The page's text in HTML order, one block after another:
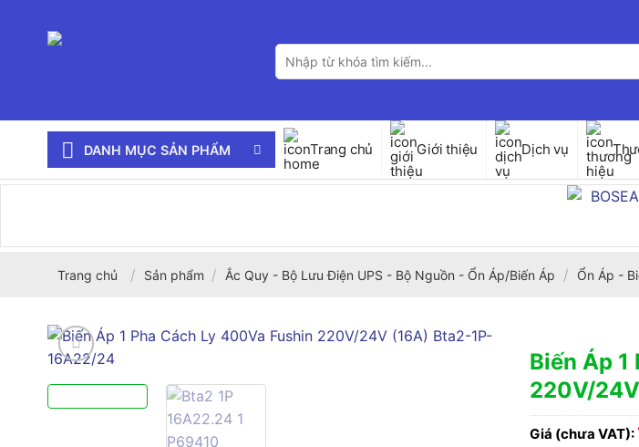
Tìm
kiếm:
DANH MỤC SẢN PHẨM Trang chủ Giới thiệu Dịch vụ
Trang chủ / Sản phẩm / Ắc Quy - Bộ Lưu Điện UPS - Bộ Nguồn - Ổn Áp/Biến Áp / Ổn Áp -
Biến Áp 1
220V/
Giá (chưa VAT):